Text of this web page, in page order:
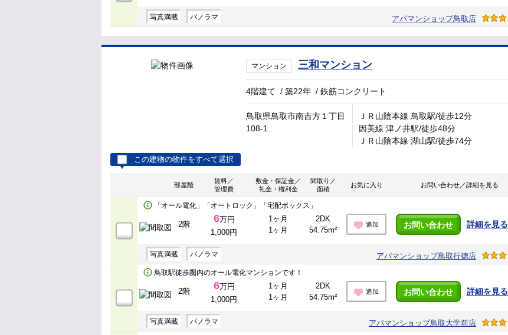
写真満載 パノラマ アパマンショップ鳥取店
マンション 三和マンション
4階建て /築22年 /鉄筋コンクリート
鳥取県鳥取市南吉方１丁目
108-1
ＪＲ山陰本線 鳥取駅/徒歩12分
因美線 津ノ井駅/徒歩48分
ＪＲ山陰本線 湖山駅/徒歩74分
この建物の物件をすべて選択
部屋階
賃料／
管理費
敷金・保証金／
礼金・権利金
間取り／
面積
お気に入り お問い合わせ／詳細を見る
「オール電化」「オートロック」「宅配ボックス」
2階 6万円
1,000円
1ヶ月
1ヶ月
2DK
54.75m²
追加 お問い合わせ 詳細を見る
写真満載 パノラマ アパマンショップ鳥取行徳店
鳥取駅徒歩圏内のオール電化マンションです！
2階 6万円
1,000円
1ヶ月
1ヶ月
2DK
54.75m²
追加 お問い合わせ 詳細を見る
写真満載 パノラマ アパマンショップ鳥取大学前店